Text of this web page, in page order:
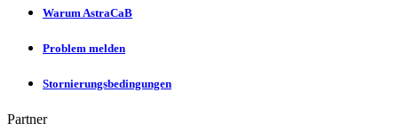
Warum AstraCaB
Problem melden
Stornierungsbedingungen
Partner